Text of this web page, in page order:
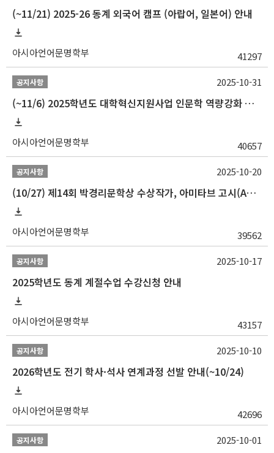
(~11/21) 2025-26 동계 외국어 캠프 (아랍어, 일본어) 안내
아시아언어문명학부 41297
공지사항
(~11/6) 2025학년도 대학혁신지원사업 인문학 역량강화 동계 인턴십 참가자 선발 안내
아시아언어문명학부 40657
2025-10-31
공지사항
(10/27) 제14회 박경리문학상 수상작가, 아미타브 고시(Amitav Ghosh) 강연 안내
아시아언어문명학부 39562
2025-10-20
공지사항
2025학년도 동계 계절수업 수강신청 안내
아시아언어문명학부 43157
2025-10-17
공지사항
2026학년도 전기 학사·석사 연계과정 선발 안내(~10/24)
아시아언어문명학부 42696
2025-10-10
공지사항 2025-10-01